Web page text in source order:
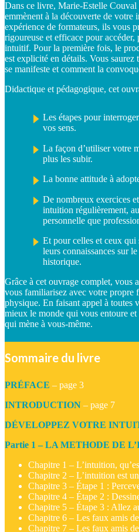
Dans ce livre, Marie-Estelle
emmènent à la découverte de
expérience de formateurs, ils vous
rigoureuse et efficace pour accéder,
intuitif. Pour la première fois, le
est explicité en détails. Vous
se manifeste et comment la
Didactique et pédagogique, cet
Les étapes pour
vos sens.
La façon d’utiliser votre
plus les subir.
La bonne attitude à
De nombreux exercices
intuition régulièrement,
personnelle que
Et pour celles et ceux
leurs connaissances sur
historique.
Grâce à cet ouvrage complet, vous
vous familiarisez avec votre propre
physique. En faisant appel à toutes
mieux le monde qui vous entoure
qui mène à vous-même.
Sommaire du livre
PRÉFACE – page 3
INTRODUCTION – page 7
DÉVELOPPEZ VOTRE
Partie 1 – LA METHODE DE
Chapitre 1 – L’intuition,
Chapitre 2 – L’intuition est
Chapitre 3 – Étape 1 :
Chapitre 4 – Étape 2 :
Chapitre 5 – Étape 3 : Allez
Chapitre 6 – Les faux amis
Chapitre 7 – Les faux amis